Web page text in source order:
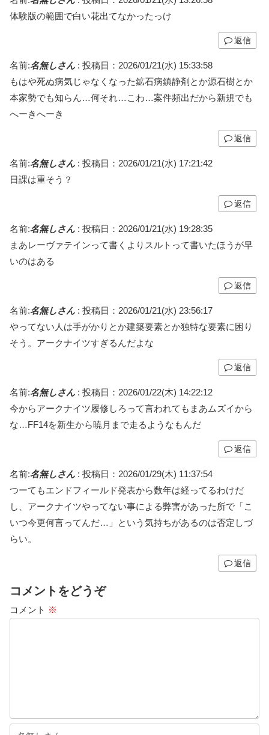
体験版の範囲で白い花出てなかったっけ
返信
名前:名無しさん : 投稿日：2026/01/21(水) 15:33:58
もはや死ぬ病気じゃなくなった鉱石病鎮静剤とか源石樹とか
本家勢でも知らん…何それ…こわ…案件頻出だから新規でも
へーきへーき
返信
名前:名無しさん : 投稿日：2026/01/21(水) 17:21:42
日課は重そう？
返信
名前:名無しさん : 投稿日：2026/01/21(水) 19:28:35
まあレーヴァテインって書くよりスルトって書いたほうが早
いのはある
返信
名前:名無しさん : 投稿日：2026/01/21(水) 23:56:17
やってない人は手がかりとか建築要素とか独特な要素に困り
そう。アークナイツすぎるんだよな
返信
名前:名無しさん : 投稿日：2026/01/22(木) 14:22:12
今からアークナイツ履修しろって言われてもまあムズイから
な…FF14を新生から暁月まで走るようなもんだ
返信
名前:名無しさん : 投稿日：2026/01/29(木) 11:37:54
つーてもエンドフィールド発表から数年は経ってるわけだ
し、アークナイツやってない事による弊害があった所で「こ
いつ今更何言ってんだ…」という気持ちがあるのは否定しづ
らい。
返信
コメントをどうぞ
コメント ※